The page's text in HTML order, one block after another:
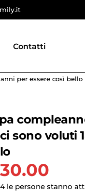
Contatti
per essere così bello
sono voluti
30.00
4 le persone stanno